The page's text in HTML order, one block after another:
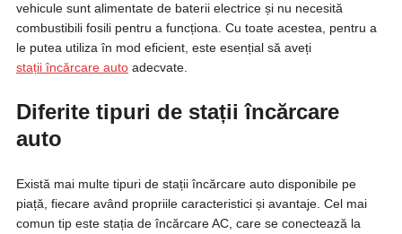
vehicule sunt alimentate de baterii electrice și nu necesită
combustibili fosili pentru a funcționa. Cu toate acestea, pentru a
le putea utiliza în mod eficient, este esențial să aveți
stațiiîncărcare autoadecvate.
Diferite tipuri de stații încărcare
auto
Există mai multe tipuri de stații încărcare auto disponibile pe
piață, fiecare având propriile caracteristici și avantaje. Cel mai
comun tip este stația de încărcare AC, care se conectează la